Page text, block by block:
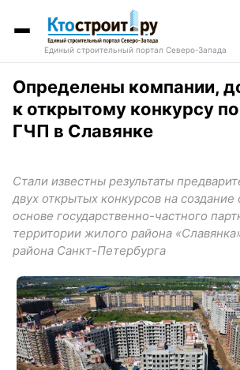
Единый строительный портал Северо-Запада
Определены компании,
к открытому конкурсу
ГЧП в Славянке
Стали известны результаты
двух открытых конкурсов на создание
основе государственно-частного
территории жилого района
района Санкт-Петербурга